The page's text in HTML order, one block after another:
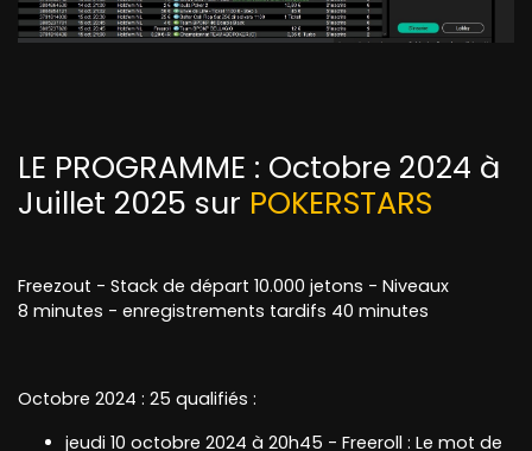
LE PROGRAMME : Octobre 2024 à
Juillet 2025 sur POKERSTARS
Freezout - Stack de départ 10.000 jetons - Niveaux
8 minutes - enregistrements tardifs 40 minutes
Octobre 2024 : 25 qualifiés :
jeudi 10 octobre 2024 à 20h45 - Freeroll : Le mot de